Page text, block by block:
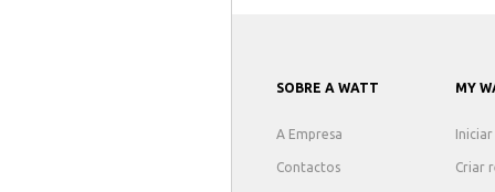
SOBRE A WATT
A Empresa
Contactos
MY
Iniciar
Criar